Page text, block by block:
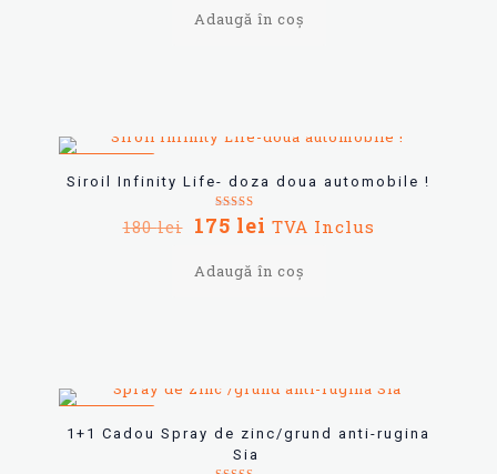
a
fost:
este:
70 lei.
Adaugă în coș
Siroil Infinity Life- doza doua automobile !
Evaluat la
5.00
180lei Prețul
a
fost:
175 lei Prețul
este:
175 lei.
TVA Inclus
Adaugă în coș
1+1 Cadou Spray de zinc/grund anti-rugina
Sia